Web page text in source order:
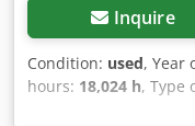
Inquire
Condition: used, Year
hours: 18,024 h, Type
weight: 7.121 kg